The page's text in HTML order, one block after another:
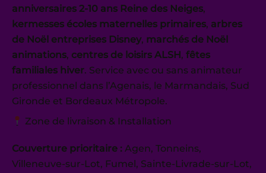
anniversaires 2-10 ans Reine des Neiges,
kermesses écoles maternelles primaires, arbres
de Noël entreprises Disney, marchés de Noël
animations, centres de loisirs ALSH , fêtes
familiales hiver. Service avec ou sans animateur
professionnel dans l’Agenais, le Marmandais, Sud
Gironde et Bordeaux Métropole.
Zone de livraison & Installation
Couverture prioritaire : Agen, Tonneins,
Villeneuve-sur-Lot, Fumel, Sainte-Livrade-sur-Lot,